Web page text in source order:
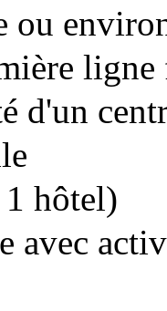
ou
ligne
d'un
hôtel)
avec